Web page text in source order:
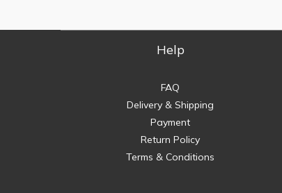
Help
FAQ
Delivery & Shipping
Payment
Return Policy
Terms & Conditions